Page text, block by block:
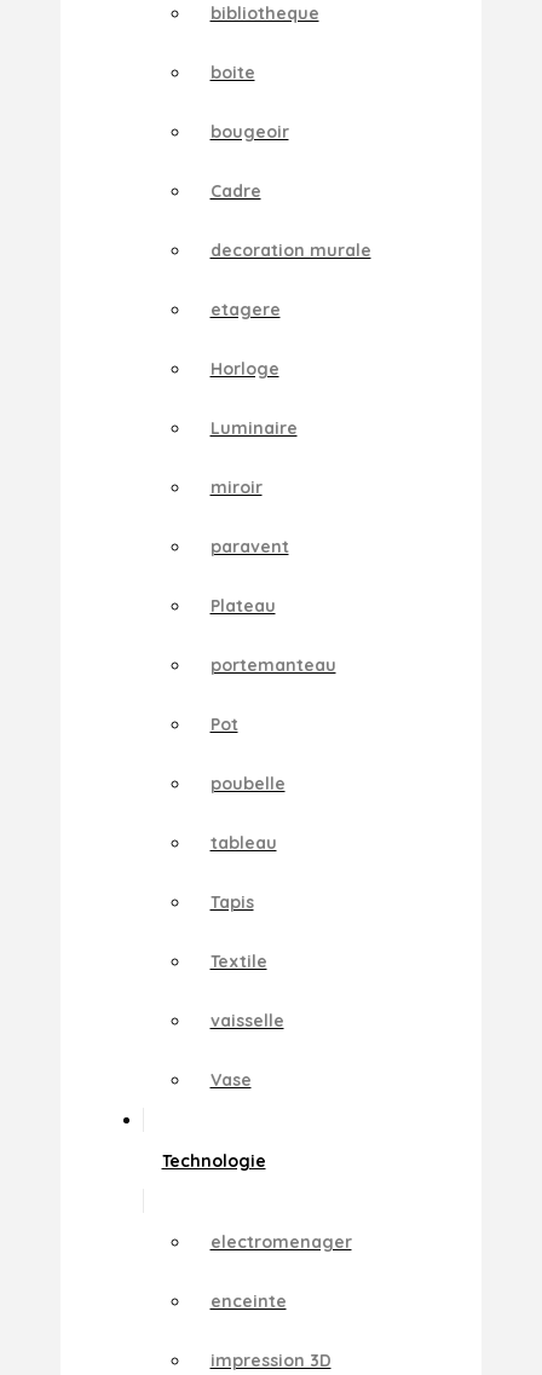
bibliotheque
boite
bougeoir
Cadre
decoration murale
etagere
Horloge
Luminaire
miroir
paravent
Plateau
portemanteau
Pot
poubelle
tableau
Tapis
Textile
vaisselle
Vase
Technologie
electromenager
enceinte
impression 3D